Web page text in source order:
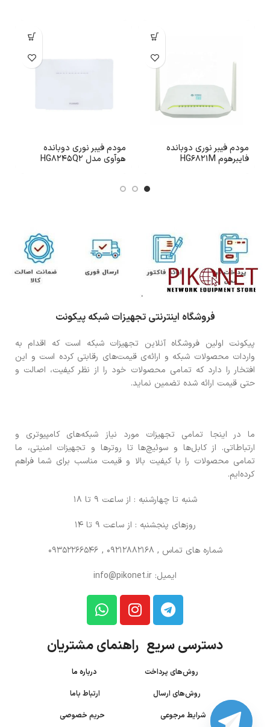
مودم فیبر نوری دوبانده
فایبرهوم HG6821M
مودم فیبر نوری دوبانده
هوآوی مدل HG8245Q2
فروشگاه اینترنتی تجهیزات شبکه پیکونت
پیکونت اولین فروشگاه آنلاین تجهیزات شبکه است که اقدام به
واردات محصولات شبکه و ارائه‌ی قیمت‌های رقابتی کرده است و این
افتخار را دارد که تمامی محصولات خود را از نظر کیفیت، اصالت و
حتی قیمت ارائه شده تضمین نماید.
ما در اینجا تمامی تجهیزات مورد نیاز شبکه‌های کامپیوتری و
ارتباطاتی. از کابل‌ها و سوئیچ‌ها تا روترها و تجهیزات امنیتی، ما
تمامی محصولات را با کیفیت بالا و قیمت مناسب برای شما فراهم
کرده‌ایم.
شنبه تا چهارشنبه : از ساعت 9 تا 18
روزهای پنجشنبه : از ساعت 9 تا 14
شماره های تماس , 09212882168 , 09352266546
ایمیل: info@pikonet.ir
دسترسی سریع راهنمای مشتریان
روش‌های پرداخت درباره ما
روش‌های ارسال
ارتباط باما
شرایط مرجوعی
حریم خصوصی